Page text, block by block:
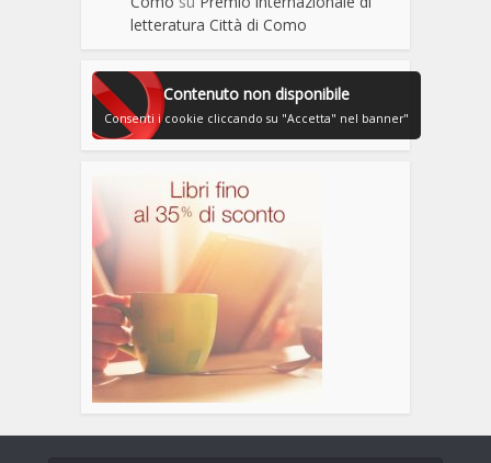
letteratura Città di Como
Contenuto non disponibile
Consenti i cookie cliccando su "Accetta" nel banner"